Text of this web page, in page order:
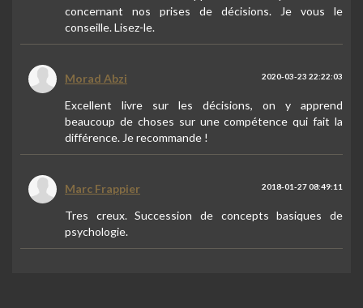
concernant nos prises de décisions. Je vous le
conseille. Lisez-le.
Morad Abzi 2020-03-23 22:22:03
Excellent livre sur les décisions, on y apprend
beaucoup de choses sur une compétence qui fait la
différence. Je recommande !
Marc Frappier 2018-01-27 08:49:11
Tres creux. Succession de concepts basiques de
psychologie.